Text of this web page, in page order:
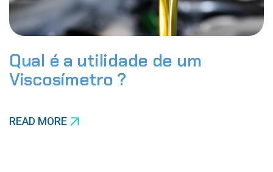
Qual é a utilidade de um
Viscosímetro ?
READ MORE